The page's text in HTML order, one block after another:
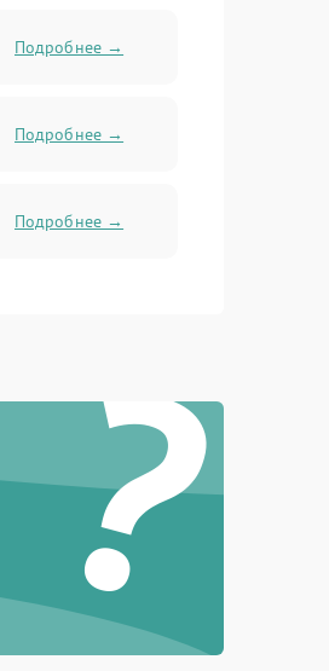
Подробнее →
Подробнее →
Подробнее →
?